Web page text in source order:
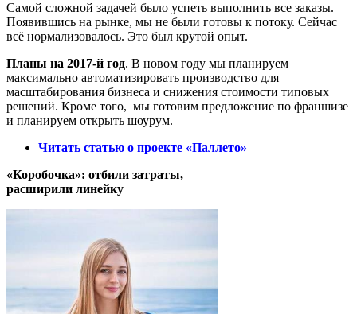
Самой сложной задачей было успеть выполнить все заказы.
Появившись на рынке, мы не были готовы к потоку. Сейчас
всё нормализовалось. Это был крутой опыт.
Планы на 2017-й год. В новом году мы планируем
максимально автоматизировать производство для
масштабирования бизнеса и снижения стоимости типовых
решений. Кроме того, мы готовим предложение по франшизе
и планируем открыть шоурум.
Читать статью о проекте «Паллето»
«Коробочка»: отбили затраты,
расширили линейку